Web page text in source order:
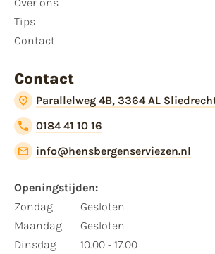
Tips
Contact
Contact
Parallelweg 4B, 3364 AL
0184 41 10 16
info@hensbergenserviezen.nl
Openingstijden:
Zondag
Maandag
Dinsdag
Gesloten
Gesloten
10.00 - 17.00